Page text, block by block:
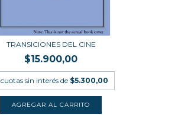
TRANSICIONES DEL CINE
$15.900,00
cuotas sin interés de $5.300,00